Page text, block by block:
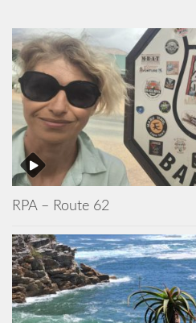
RPA – Route 62